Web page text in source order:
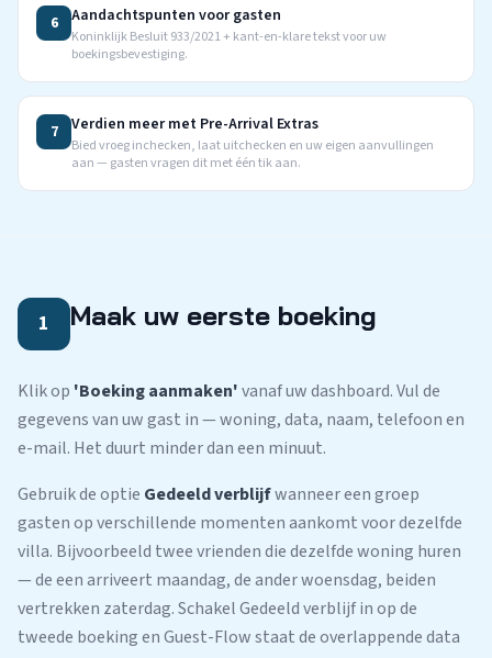
6 Aandachtspunten voor gasten
Koninklijk Besluit 933/2021 + kant-en-klare tekst voor uw
boekingsbevestiging.
7 Verdien meer met Pre-Arrival Extras
Bied vroeg inchecken, laat uitchecken en uw eigen aanvullingen
aan — gasten vragen dit met één tik aan.
1 Maak uw eerste boeking
Klik op 'Boeking aanmaken'vanaf uw dashboard. Vul de
gegevens van uw gast in — woning, data, naam, telefoon en
e-mail. Het duurt minder dan een minuut.
Gebruik de optie Gedeeld verblijfwanneer een groep
gasten op verschillende momenten aankomt voor dezelfde
villa. Bijvoorbeeld twee vrienden die dezelfde woning huren
— de een arriveert maandag, de ander woensdag, beiden
vertrekken zaterdag. Schakel Gedeeld verblijf in op de
tweede boeking en Guest-Flow staat de overlappende data